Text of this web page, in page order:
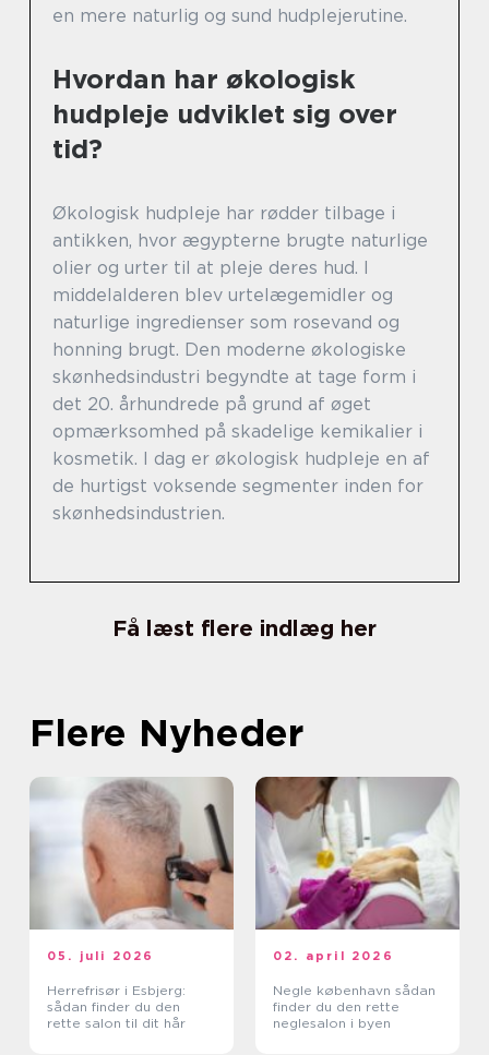
en mere naturlig og sund hudplejerutine.
Hvordan har økologisk
hudpleje udviklet sig over
tid?
Økologisk hudpleje har rødder tilbage i
antikken, hvor ægypterne brugte naturlige
olier og urter til at pleje deres hud. I
middelalderen blev urtelægemidler og
naturlige ingredienser som rosevand og
honning brugt. Den moderne økologiske
skønhedsindustri begyndte at tage form i
det 20. århundrede på grund af øget
opmærksomhed på skadelige kemikalier i
kosmetik. I dag er økologisk hudpleje en af
de hurtigst voksende segmenter inden for
skønhedsindustrien.
Få læst flere indlæg her
Flere Nyheder
05. juli 2026
Herrefrisør i Esbjerg:
sådan finder du den
rette salon til dit hår
02. april 2026
Negle københavn sådan
finder du den rette
neglesalon i byen